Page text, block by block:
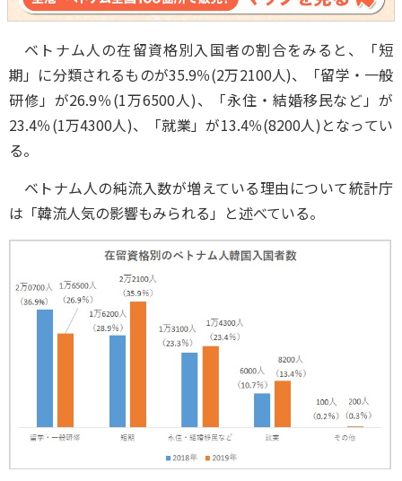
ベトナム人の在留資格別入国者の割合をみると、「短
期」に分類されるものが35.9％(2万2100人)、「留学・一般
研修」が26.9％(1万6500人)、「永住・結婚移民など」が
23.4％(1万4300人)、「就業」が13.4％(8200人)となってい
る。
ベトナム人の純流入数が増えている理由について統計庁
は「韓流人気の影響もみられる」と述べている。